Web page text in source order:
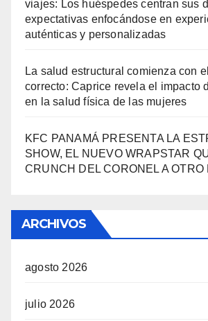
viajes: Los huéspedes centran sus
expectativas enfocándose en
auténticas y personalizadas
La salud estructural comienza con
correcto: Caprice revela el impacto
en la salud física de las mujeres
KFC PANAMÁ PRESENTA LA
SHOW, EL NUEVO WRAPSTAR
CRUNCH DEL CORONEL A OTRO
ARCHIVOS
agosto 2026
julio 2026